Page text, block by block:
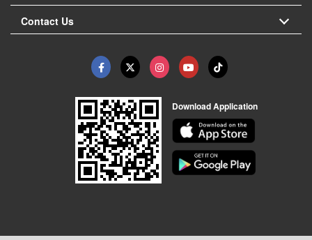
Contact Us
Download Application